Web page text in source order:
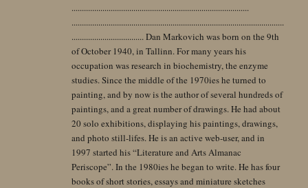
......................................................................................
.......................................................................................................
................................... Dan Markovich was born on the 9th
of October 1940, in Tallinn. For many years his
occupation was research in biochemistry, the enzyme
studies. Since the middle of the 1970ies he turned to
painting, and by now is the author of several hundreds of
paintings, and a great number of drawings. He had about
20 solo exhibitions, displaying his paintings, drawings,
and photo still-lifes. He is an active web-user, and in
1997 started his “Literature and Arts Almanac
Periscope”. In the 1980ies he began to write. He has four
books of short stories, essays and miniature sketches